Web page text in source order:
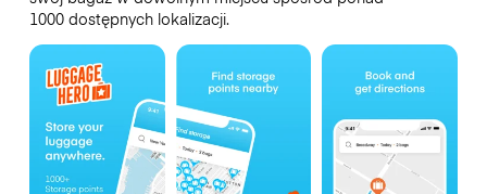
1000 dostępnych lokalizacji.